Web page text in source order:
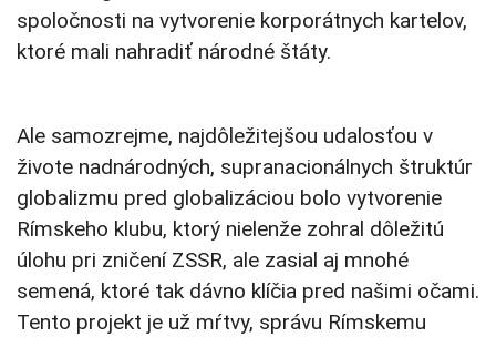
spoločnosti na vytvorenie korporátnych kartelov,
ktoré mali nahradiť národné štáty.
Ale samozrejme, najdôležitejšou udalosťou v
živote nadnárodných, supranacionálnych štruktúr
globalizmu pred globalizáciou bolo vytvorenie
Rímskeho klubu, ktorý nielenže zohral dôležitú
úlohu pri zničení ZSSR, ale zasial aj mnohé
semená, ktoré tak dávno klíčia pred našimi očami.
Tento projekt je už mŕtvy, správu Rímskemu